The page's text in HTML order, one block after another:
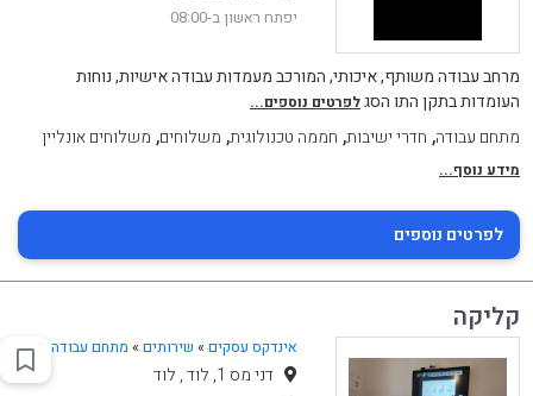
יפתח ראשון ב-08:00
מרחב עבודה משותף, איכותי, המורכב מעמדות עבודה אישיות, נוחות
העומדות בתקן התו הסגלפרטים נוספים...
מתחם עבודה, חדרי ישיבות, חממה טכנולוגית, משלוחים, משלוחים אונליין
מידע נוסף...
לפרטים נוספים
קליקה
אינדקס עסקים » שירותים» מתחם עבודה
דני מס 1, לוד , לוד